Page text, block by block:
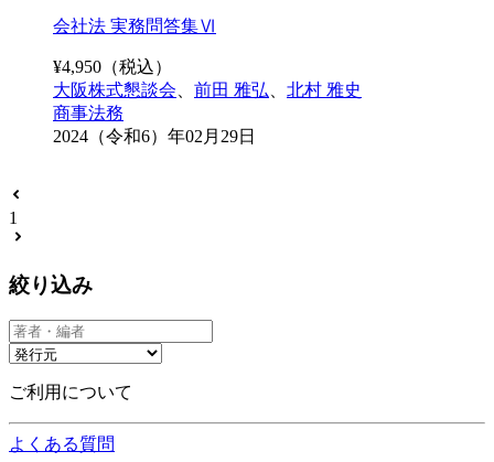
会社法 実務問答集Ⅵ
¥4,950 （税込）
大阪株式懇談会
前田 雅弘
北村 雅史
商事法務
2024（令和6）年02月29日
1
絞り込み
ご利用について
よくある質問